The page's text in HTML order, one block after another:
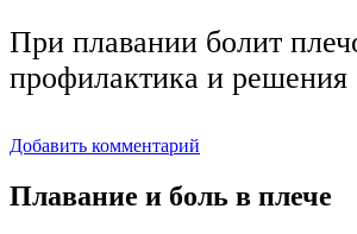
При плавании болит
профилактика и решения
Добавить комментарий
Плавание и боль в плече